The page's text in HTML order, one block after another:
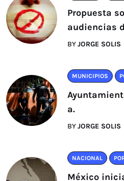
Propuesta
audiencias
BYJORGE SOLIS
MUNICIPIOS
a.
BYJORGE SOLIS
NACIONAL
México